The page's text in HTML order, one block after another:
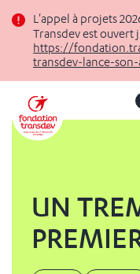
L'appel à projets
Transdev est ouvert
https://
transdev-lance-
UN